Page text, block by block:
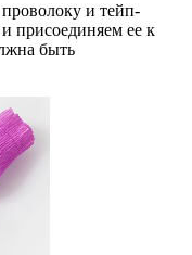
и тейп-
присоединяем ее к
быть